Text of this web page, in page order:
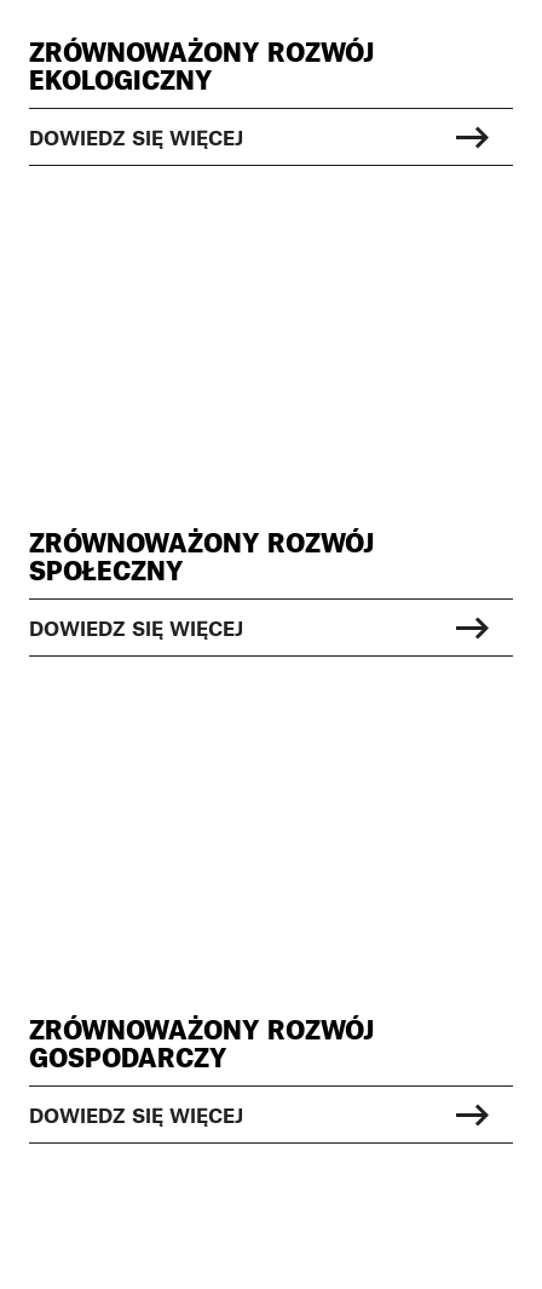
ZRÓWNOWAŻONY ROZWÓJ
EKOLOGICZNY
DOWIEDZ SIĘ WIĘCEJ
ZRÓWNOWAŻONY ROZWÓJ
SPOŁECZNY
DOWIEDZ SIĘ WIĘCEJ
ZRÓWNOWAŻONY ROZWÓJ
GOSPODARCZY
DOWIEDZ SIĘ WIĘCEJ